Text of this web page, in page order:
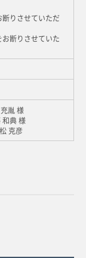
りさせていただ
断りさせていた
胤 様
和典 様
克彦